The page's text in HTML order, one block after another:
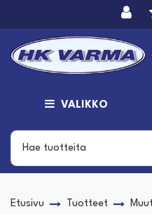
VALIKKO
Etusivu Tuotteet